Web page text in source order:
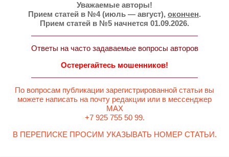
Уважаемые авторы!
Прием статей в №4 (июль — август), окончен.
Прием статей в №5 начнется 01.09.2026.
Ответы на часто задаваемые вопросы авторов
Остерегайтесь мошенников!
По вопросам публикации зарегистрированной статьи вы
можете написать на почту редакции или в мессенджер
MAX
+7 925 755 50 99.
В ПЕРЕПИСКЕ ПРОСИМ УКАЗЫВАТЬ НОМЕР СТАТЬИ.